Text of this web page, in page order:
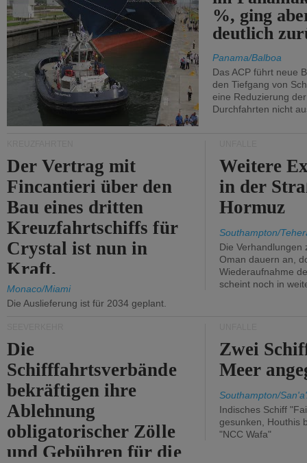
%, ging
deutlich
Panama/Balboa
Das ACP führt neue
den Tiefgang von
eine Reduzierung
Durchfahrten nicht
Der Vertrag mit
Fincantieri über den
Bau eines dritten
Kreuzfahrtschiffs für
Crystal ist nun in
Kraft.
Monaco/Miami
Die Auslieferung ist für 2034 geplant.
Weitere
in der
Hormuz
Southampton/
Die Verhandlungen
Oman dauern an,
Wiederaufnahme
scheint noch in
Die
Schifffahrtsverbände
bekräftigen ihre
Ablehnung
obligatorischer Zölle
und Gebühren für die
Zwei
Meer
Southampton/
Indisches Schiff
gesunken, Houthis
"NCC Wafa"